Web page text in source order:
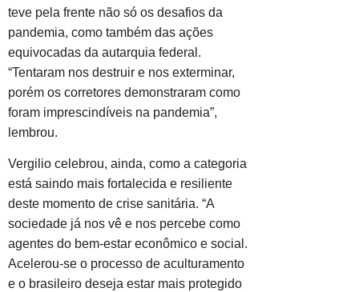
teve pela frente não só os desafios da
pandemia, como também das ações
equivocadas da autarquia federal.
“Tentaram nos destruir e nos exterminar,
porém os corretores demonstraram como
foram imprescindíveis na pandemia”,
lembrou.
Vergilio celebrou, ainda, como a categoria
está saindo mais fortalecida e resiliente
deste momento de crise sanitária. “A
sociedade já nos vê e nos percebe como
agentes do bem-estar econômico e social.
Acelerou-se o processo de aculturamento
e o brasileiro deseja estar mais protegido